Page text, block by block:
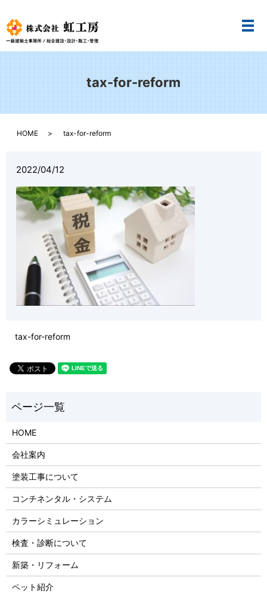
メ
tax-for-reform
HOME tax-for-reform
2022/04/12
tax-for-reform
HOME
会社案内
塗装工事について
コンチネンタル・システム
カラーシミュレーション
検査・診断について
新築・リフォーム
ペット紹介